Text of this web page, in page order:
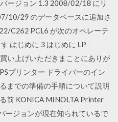
ージョン 1.3 2008/02/18 にリ
10/29 のデータベースに追加さ
C262 PCL6 が次のオペレーテ
はじめに 3 はじめに LP-
い上げいただきまことにありが
プリンター ドライバーのイン
までの準備の手順について説明
前 KONICA MINOLTA Printer
ージョンが現在知られているで